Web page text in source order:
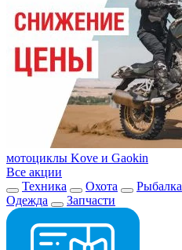
мотоциклы Kove и Gaokin
Все акции
Техника
Охота Рыбалка
Одежда
Запчасти